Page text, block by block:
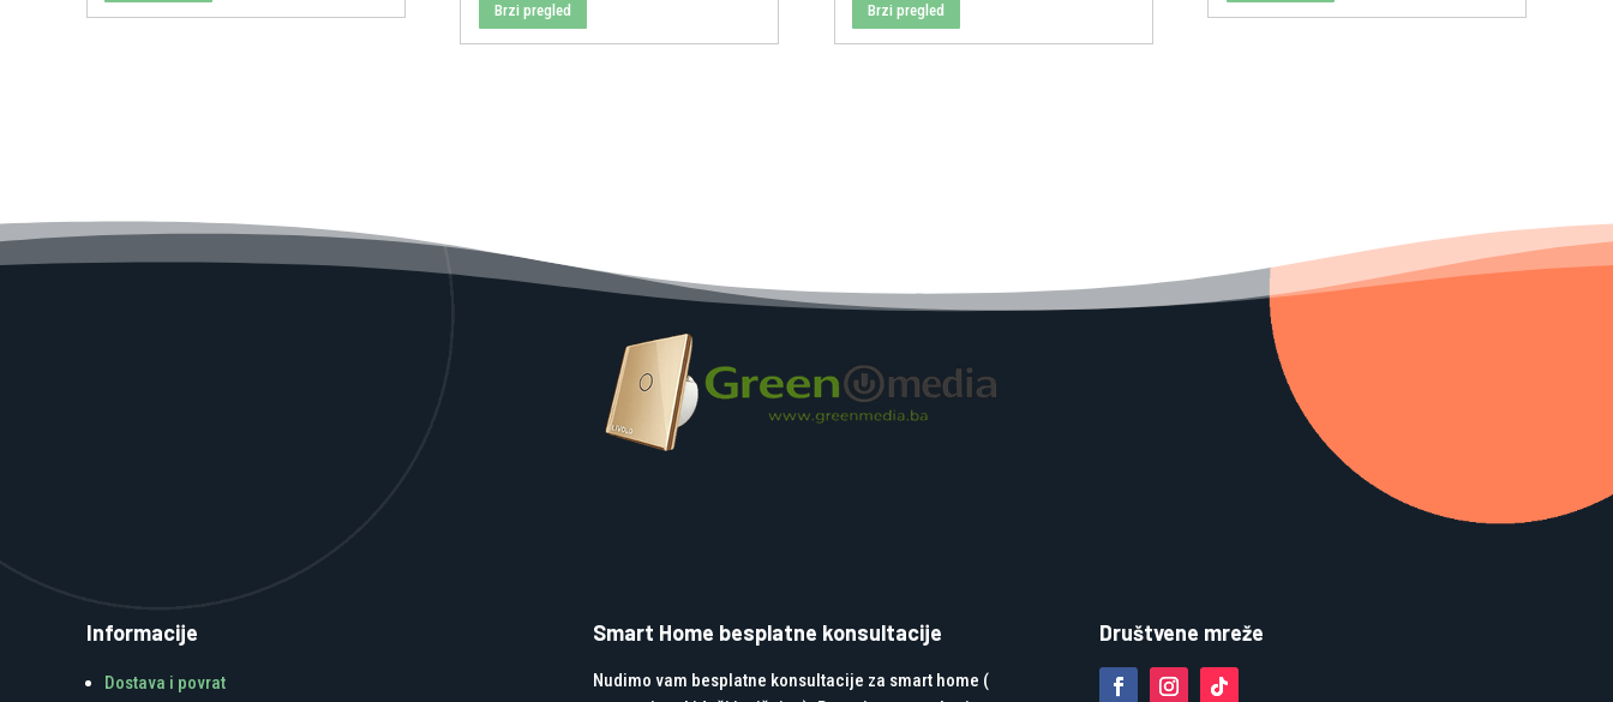
Brzi pregled Brzi pregled
Informacije
Dostava i povrat
Smart Home besplatne konsultacije
Nudimo vam besplatne konsultacije za smart home (
Društvene mreže